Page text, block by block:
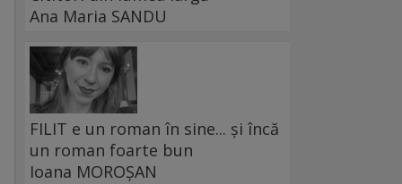
Ana Maria SANDU
FILIT e un roman în sine... și încă
un roman foarte bun
Ioana MOROȘAN